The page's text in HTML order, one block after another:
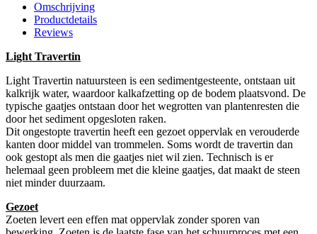
Omschrijving
Productdetails
Reviews
Light Travertin
Light Travertin natuursteen is een sedimentgesteente, ontstaan uit
kalkrijk water, waardoor kalkafzetting op de bodem plaatsvond. De
typische gaatjes ontstaan door het wegrotten van plantenresten die
door het sediment opgesloten raken.
Dit ongestopte travertin heeft een gezoet oppervlak en verouderde
kanten door middel van trommelen. Soms wordt de travertin dan
ook gestopt als men die gaatjes niet wil zien. Technisch is er
helemaal geen probleem met die kleine gaatjes, dat maakt de steen
niet minder duurzaam.
Gezoet
Zoeten levert een effen mat oppervlak zonder sporen van